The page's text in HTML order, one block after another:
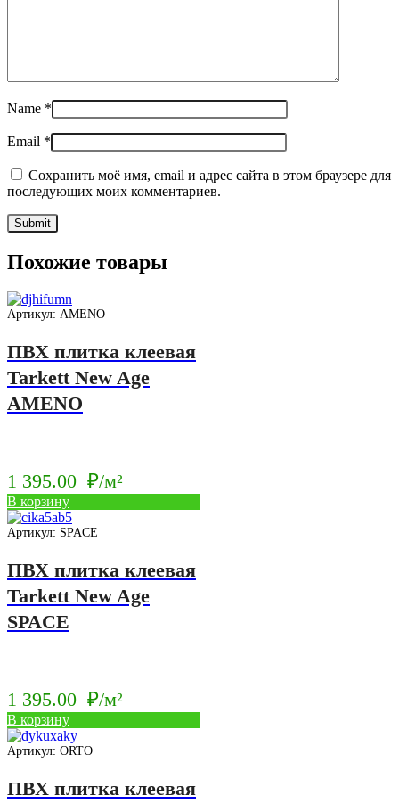
Name *
Email *
Сохранить моё имя, email и адрес сайта в этом браузере для
последующих моих комментариев.
Похожие товары
Артикул: AMENO
ПВХ плитка клеевая
Tarkett New Age
AMENO
1 395.00 ₽/м²
В корзину
Артикул: SPACE
ПВХ плитка клеевая
Tarkett New Age
SPACE
1 395.00 ₽/м²
В корзину
Артикул: ORTO
ПВХ плитка клеевая